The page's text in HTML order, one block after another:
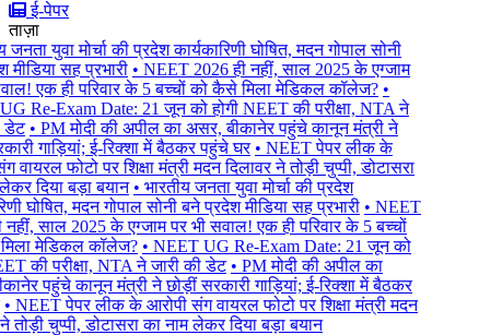
ई-पेपर
ताज़ा
जनता युवा मोर्चा की प्रदेश कार्यकारिणी घोषित, मदन गोपाल सोनी
सह प्रभारी • NEET 2026 ही नहीं, साल 2025 के एग्जाम
एक ही परिवार के 5 बच्चों को कैसे मिला मेडिकल कॉलेज? •
Re-Exam Date: 21 जून को होगी NEET की परीक्षा, NTA ने
• PM मोदी की अपील का असर, बीकानेर पहुंचे कानून मंत्री ने
गाड़ियां; ई-रिक्शा में बैठकर पहुंचे घर • NEET पेपर लीक के
वायरल फोटो पर शिक्षा मंत्री मदन दिलावर ने तोड़ी चुप्पी, डोटासरा
दिया बड़ा बयान • भारतीय जनता युवा मोर्चा की प्रदेश
घोषित, मदन गोपाल सोनी बने प्रदेश मीडिया सह प्रभारी • NEET
साल 2025 के एग्जाम पर भी सवाल! एक ही परिवार के 5 बच्चों
मेडिकल कॉलेज? • NEET UG Re-Exam Date: 21 जून को
की परीक्षा, NTA ने जारी की डेट • PM मोदी की अपील का
पहुंचे कानून मंत्री ने छोड़ीं सरकारी गाड़ियां; ई-रिक्शा में बैठकर
NEET पेपर लीक के आरोपी संग वायरल फोटो पर शिक्षा मंत्री मदन
तोड़ी चुप्पी, डोटासरा का नाम लेकर दिया बड़ा बयान